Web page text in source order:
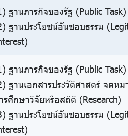
ฐานภารกิจของรัฐ (Public Task)
ฐานประโยชน์อันชอบธรรม
ฐานภารกิจของรัฐ (Public Task)
ฐานเอกสารประวัติศาสตร์ จดหม
รศึกษาวิจัยหรือสถิติ (Research)
ฐานประโยชน์อันชอบธรรม